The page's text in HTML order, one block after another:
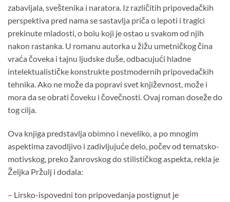
zabavljala, sveštenika i naratora. Iz različitih pripovedačkih
perspektiva pred nama se sastavlja priča o lepoti i tragici
prekinute mladosti, o bolu koji je ostao u svakom od njih
nakon rastanka. U romanu autorka u žižu umetničkog čina
vraća čoveka i tajnu ljudske duše, odbacujući hladne
intelektualističke konstrukte postmodernih pripovedačkih
tehnika. Ako ne može da popravi svet književnost, može i
mora da se obrati čoveku i čovečnosti. Ovaj roman doseže do
tog cilja.
Ova knjiga predstavlja obimno i neveliko, a po mnogim
aspektima zavodljivo i zadivljujuće delo, počev od tematsko-
motivskog, preko žanrovskog do stilističkog aspekta, rekla je
Željka Pržulj i dodala:
– Lirsko-ispovedni ton pripovedanja postignut je